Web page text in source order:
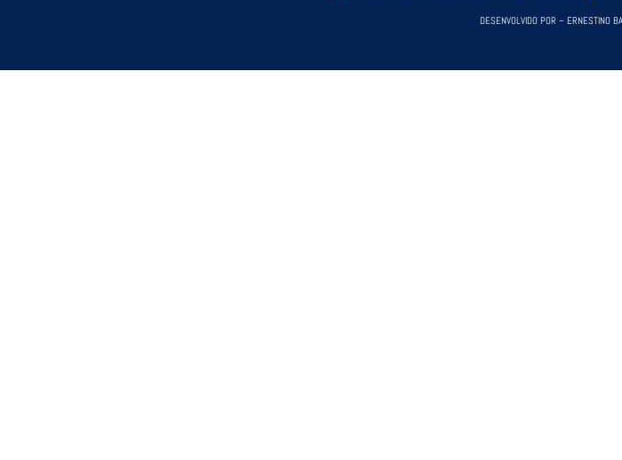
DESENVOLVIDO POR – ERNESTINO